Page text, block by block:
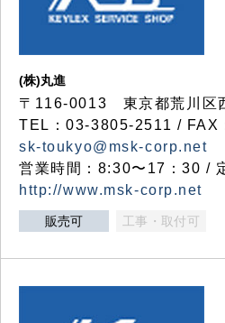
(株)丸進
〒116-0013 東京都荒川区
TEL：03-3805-2511 / FAX
sk-toukyo@msk-corp.net
営業時間：8:30〜17：30 /
http://www.msk-corp.net
販売可 工事・取付可